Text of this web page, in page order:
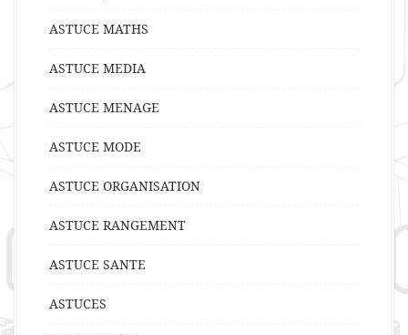
ASTUCE MATHS
ASTUCE MEDIA
ASTUCE MENAGE
ASTUCE MODE
ASTUCE ORGANISATION
ASTUCE RANGEMENT
ASTUCE SANTE
ASTUCES